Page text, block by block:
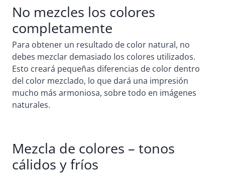
No mezcles los colores
completamente
Para obtener un resultado de color natural, no
debes mezclar demasiado los colores utilizados.
Esto creará pequeñas diferencias de color dentro
del color mezclado, lo que dará una impresión
mucho más armoniosa, sobre todo en imágenes
naturales.
Mezcla de colores – tonos
cálidos y fríos